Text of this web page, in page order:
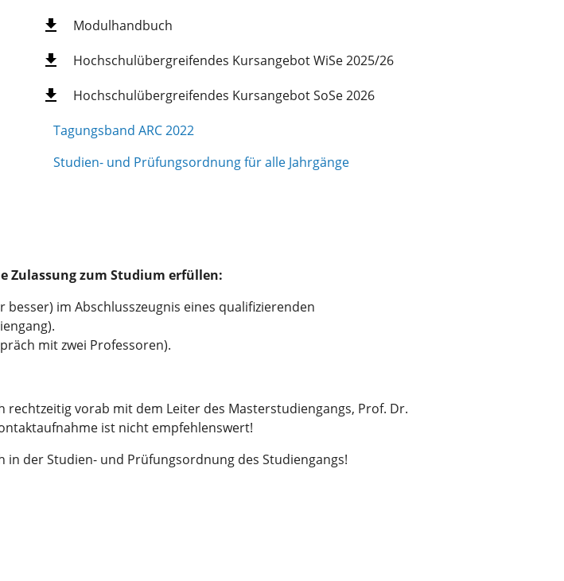
Modulhandbuch
Hochschulübergreifendes Kursangebot WiSe 2025/26
Hochschulübergreifendes Kursangebot SoSe 2026
Tagungsband ARC 2022
Studien- und Prüfungsordnung für alle Jahrgänge
Zulassung zum Studium erfüllen:
besser) im Abschlusszeugnis eines qualifizierenden
mit zwei Professoren).
vorab mit dem Leiter des Masterstudiengangs, Prof. Dr.
ist nicht empfehlenswert!
der Studien- und Prüfungsordnung des Studiengangs!